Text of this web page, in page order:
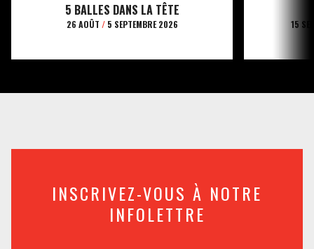
5 BALLES DANS LA TÊTE
26 AOÛT /5 SEPTEMBRE 2026 15
INSCRIVEZ-VOUS À NOTRE
INFOLETTRE